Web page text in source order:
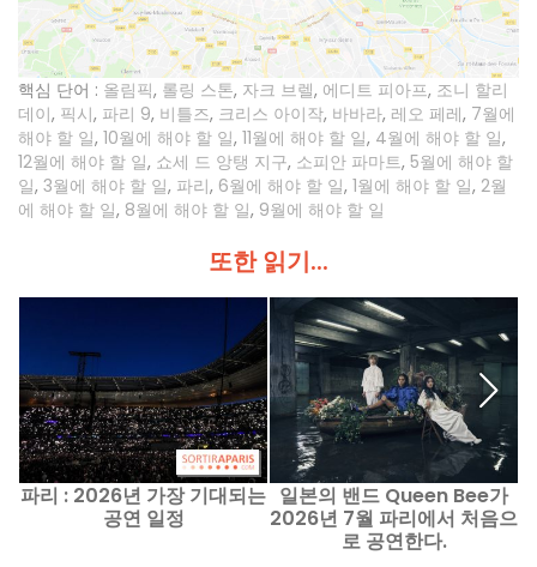
핵심 단어 : 올림픽, 롤링 스톤, 자크 브렐, 에디트 피아프, 조니 할리
데이, 픽시, 파리 9, 비틀즈, 크리스 아이작, 바바라, 레오 페레, 7월에
해야 할 일, 10월에 해야 할 일, 11월에 해야 할 일, 4월에 해야 할 일,
12월에 해야 할 일, 쇼세 드 앙탱 지구, 소피안 파마트, 5월에 해야 할
일, 3월에 해야 할 일, 파리, 6월에 해야 할 일, 1월에 해야 할 일, 2월
에 해야 할 일, 8월에 해야 할 일, 9월에 해야 할 일
또한 읽기...
파리 : 2026년 가장 기대되는
공연 일정
일본의 밴드 Queen Bee가
2026년 7월 파리에서 처음으
로 공연한다.